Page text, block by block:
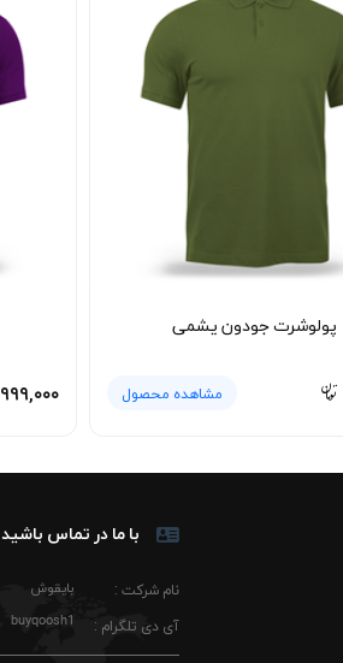
پولوشرت جودون یشمی
مشاهده محصول ۹۹۹,۰۰۰
با ما در تماس باشید
نام شرکت :
آی دی تلگرام :
بایقوش
buyqoosh1